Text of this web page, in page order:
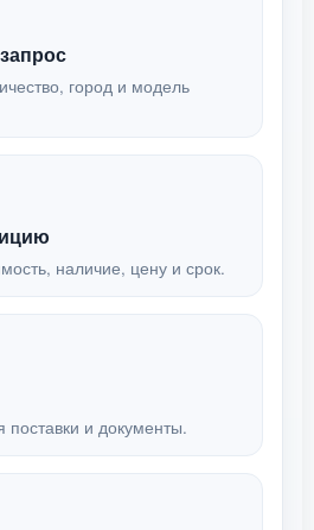
город и модель
наличие, цену и срок.
поставки и документы.